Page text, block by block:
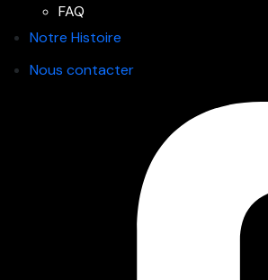
FAQ
Notre Histoire
Nous contacter